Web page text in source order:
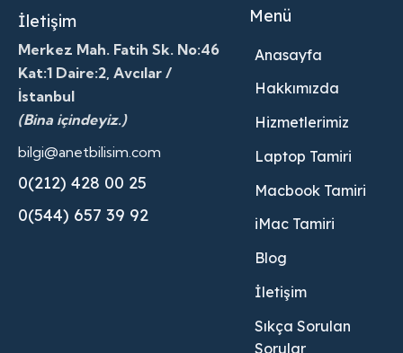
İletişim
Merkez Mah. Fatih Sk. No:46
Kat:1 Daire:2, Avcılar /
İstanbul
(Bina içindeyiz.)
bilgi@anetbilisim.com
0(212) 428 00 25
0(544) 657 39 92
Menü
Anasayfa
Hakkımızda
Hizmetlerimiz
Laptop Tamiri
Macbook Tamiri
iMac Tamiri
Blog
İletişim
Sıkça Sorulan
Sorular